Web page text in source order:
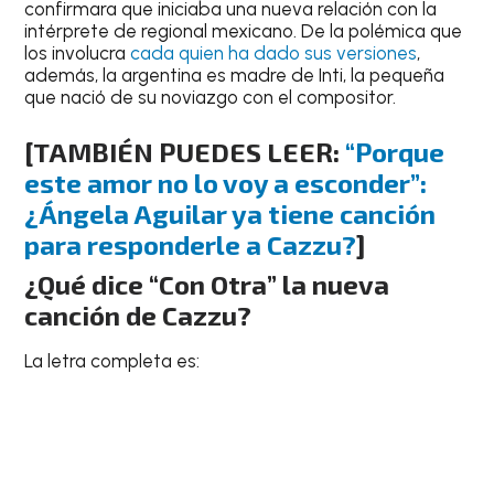
confirmara que iniciaba una nueva relación con la
intérprete de regional mexicano. De la polémica que
los involucracada quien ha dado sus versiones,
además, la argentina es madre de Inti, la pequeña
que nació de su noviazgo con el compositor.
[TAMBIÉN PUEDES LEER: “Porque
este amor no lo voy a esconder”:
¿Ángela Aguilar ya tiene canción
para responderle a Cazzu?]
¿Qué dice “Con Otra” la nueva
canción de Cazzu?
La letra completa es: